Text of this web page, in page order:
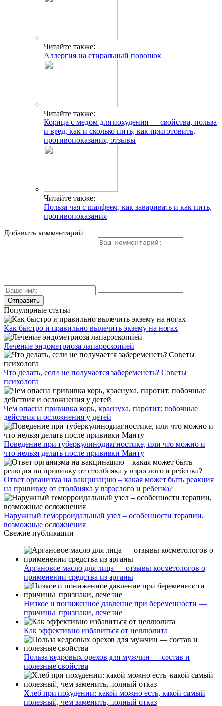
Читайте также:
Аллергия на стиральный порошок
Читайте также:
Корица с медом для похудения — свойства, польза
и вред, как и сколько пить, как приготовить,
противопоказания, отзывы
Читайте также:
Польза чая с шалфеем, как заваривать и как пить,
противопоказания
Добавить комментарий
Популярные статьи
Как быстро и правильно вылечить экзему на ногах
Лечение эндометриоза лапароскопией
Что делать, если не получается забеременеть? Советы
психолога
Чем опасна прививка корь, краснуха, паротит: побочные
действия и осложнения у детей
Поведение при туберкулинодиагностике, или что можно и
что нельзя делать после прививки Манту
Ответ организма на вакцинацию – какая может быть реакция
на прививку от столбняка у взрослого и ребенка?
Наружный геморроидальный узел – особенности терапии,
возможные осложнения
Свежие публикации
Аргановое масло для лица — отзывы косметологов о
применении средства из арганы
Низкое и пониженное давление при беременности —
причины, признаки, лечение
Как эффективно избавиться от целлюлита
Польза кедровых орехов для мужчин — состав и
полезные свойства
Хлеб при похудении: какой можно есть, какой самый
полезный, чем заменить, полный отказ